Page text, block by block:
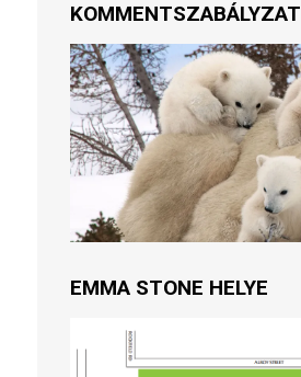
KOMMENTSZABÁLYZAT
EMMA STONE HELYE